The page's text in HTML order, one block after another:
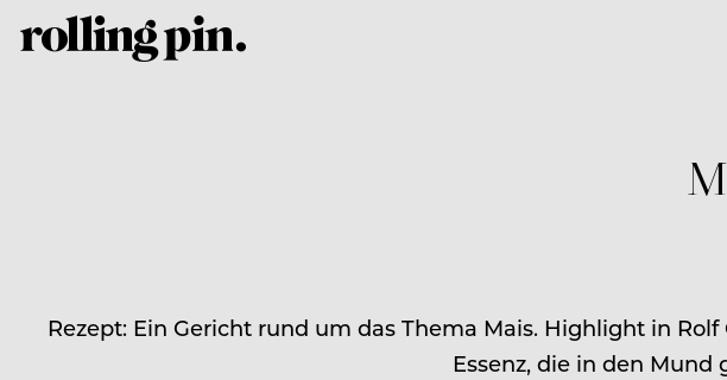
Rezept: Ein Gericht rund um das Thema Mais. Highlight in
Essenz, die in den